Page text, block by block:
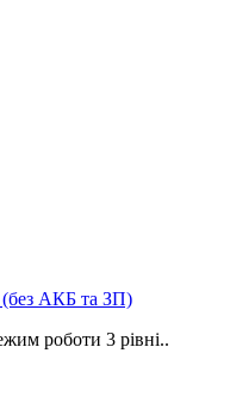
(без АКБ та ЗП)
роботи 3 рівні..